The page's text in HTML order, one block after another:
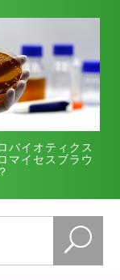
バイオティクス
マイセスブラウ